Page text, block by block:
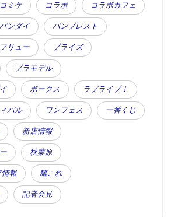
コミケ コラボ コラボカフェ
バンダイ バンプレスト
フリュー プライズ
プラモデル
ボークス ラブライブ！
バル ワンフェス 一番くじ
新店情報
秋葉原
情報 艦これ
記者会見